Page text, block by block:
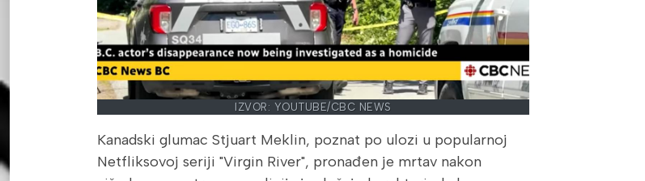
IZVOR: YOUTUBE/CBC NEWS
Kanadski glumac Stjuart Meklin, poznat po ulozi u popularnoj
Netfliksovoj seriji "Virgin River", pronađen je mrtav nakon